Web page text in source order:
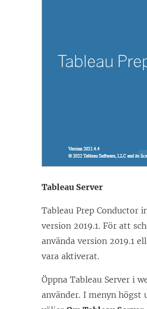
y
s
)
Tableau Server
Tableau Prep Conductor
version 2019.1. För att
använda version 2019.1
vara aktiverat.
Öppna Tableau Server i
använder. I menyn högst